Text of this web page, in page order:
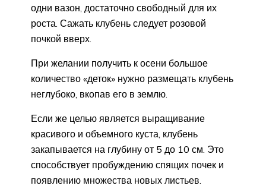
одни вазон, достаточно свободный для их
роста. Сажать клубень следует розовой
почкой вверх.
При желании получить к осени большое
количество «деток» нужно размещать клубень
неглубоко, вкопав его в землю.
Если же целью является выращивание
красивого и объемного куста, клубень
закапывается на глубину от 5 до 10 см. Это
способствует пробуждению спящих почек и
появлению множества новых листьев.